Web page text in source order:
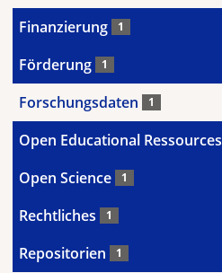
Finanzierung 1
Förderung 1
Forschungsdaten 1
Open Educational Ressources
Open Science 1
Rechtliches 1
Repositorien 1